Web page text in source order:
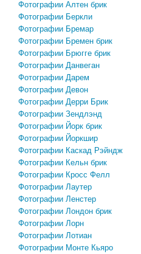
Фотографии Алтен брик
Фотографии Беркли
Фотографии Бремар
Фотографии Бремен брик
Фотографии Брюгге брик
Фотографии Данвеган
Фотографии Дарем
Фотографии Девон
Фотографии Дерри Брик
Фотографии Зендлэнд
Фотографии Йорк брик
Фотографии Йоркшир
Фотографии Каскад Рэйндж
Фотографии Кельн брик
Фотографии Кросс Фелл
Фотографии Лаутер
Фотографии Ленстер
Фотографии Лондон брик
Фотографии Лорн
Фотографии Лотиан
Фотографии Монте Кьяро